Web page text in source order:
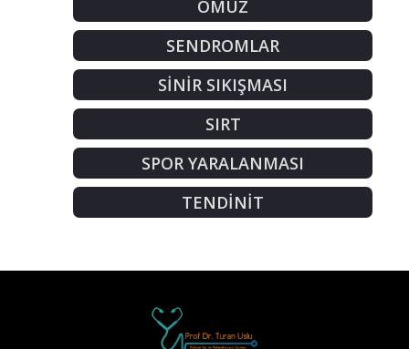
OMUZ
SENDROMLAR
SİNİR SIKIŞMASI
SIRT
SPOR YARALANMASI
TENDİNİT